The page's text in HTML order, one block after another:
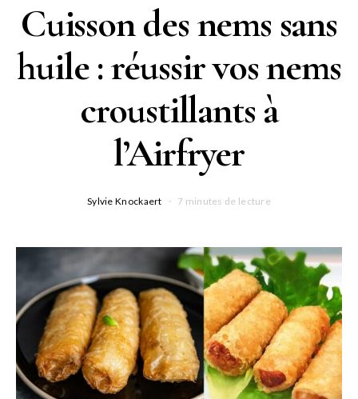
Cuisson des nems sans
huile : réussir vos nems
croustillants à
l’Airfryer
Sylvie Knockaert 7 minutes de lecture